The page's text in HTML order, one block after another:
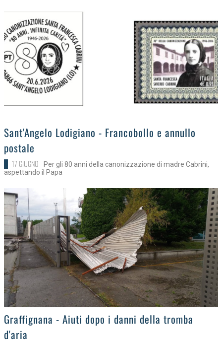
>
Sant'Angelo Lodigiano - Francobollo e annullo
postale
17 GIUGNO
Per gli 80 anni della canonizzazione di madre Cabrini,
aspettando il Papa
>
Graffignana - Aiuti dopo i danni della tromba
d'aria